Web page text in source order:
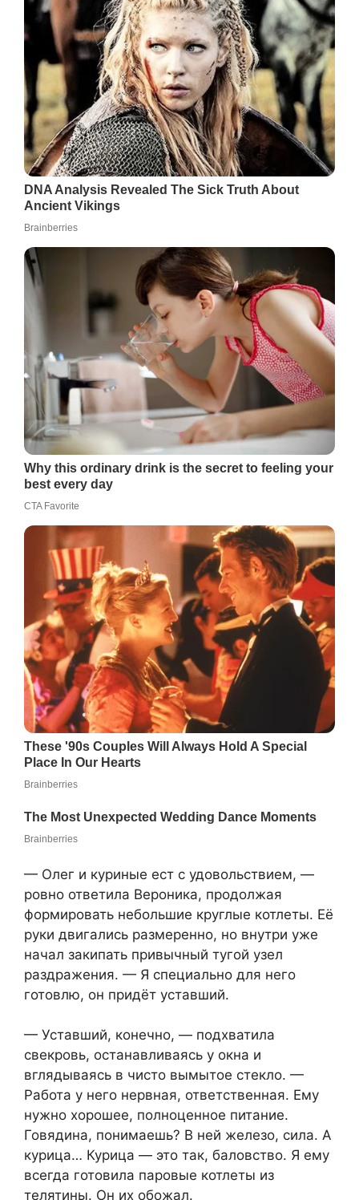
— Олег и куриные ест с удовольствием, —
ровно ответила Вероника, продолжая
формировать небольшие круглые котлеты. Её
руки двигались размеренно, но внутри уже
начал закипать привычный тугой узел
раздражения. — Я специально для него
готовлю, он придёт уставший.
— Уставший, конечно, — подхватила
свекровь, останавливаясь у окна и
вглядываясь в чисто вымытое стекло. —
Работа у него нервная, ответственная. Ему
нужно хорошее, полноценное питание.
Говядина, понимаешь? В ней железо, сила. А
курица… Курица — это так, баловство. Я ему
всегда готовила паровые котлеты из
телятины. Он их обожал.